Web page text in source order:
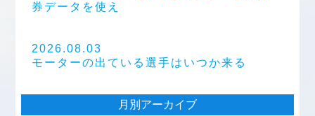
券データを使え
2026.08.03
モーターの出ている選手はいつか来る
月別アーカイブ